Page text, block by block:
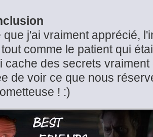
que j'ai vraiment apprécié,
comme le patient qui
cache des secrets
de voir ce que nous
! :)